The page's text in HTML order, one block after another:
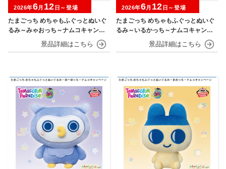
たまごっち めちゃもふぐっとぬいぐ
るみ～みゃおっち～ナムコキャンペ
2026年6月 12 日～登場
たまごっち めちゃもふぐっとぬいぐ
るみ～いるかっち～ナムコキャンペ
2026年6月 12 日～登場